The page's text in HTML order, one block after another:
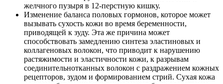
желчного пузыря в 12-перстную кишку.
Изменение баланса половых гормонов, которое может
вызывать сухость кожи во время беременности,
приводящей к зуду. Эта же причина может
способствовать замедлению синтеза эластиновых и
коллагеновых волокон, что приводит к нарушению
растяжимости и эластичности кожи, к разрывам
соединительнотканных волокон с раздражением кожных
рецепторов, зудом и формированием стрий. Сухая кожа